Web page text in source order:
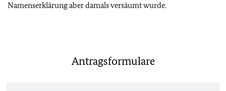
Namenserklärung aber damals versäumt wurde.
Antragsformulare